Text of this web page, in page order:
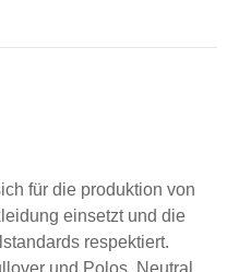
für die produktion von
einsetzt und die
respektiert.
und Polos, Neutral